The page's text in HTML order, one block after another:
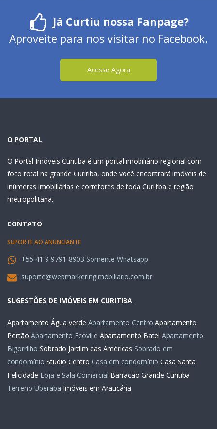
Já Curtiu nossa Fanpage?
Aproveite para nos visitar no Facebook.
Acesse Agora
O PORTAL
O Portal Imóveis Curitiba é um portal imobiliário regional com
foco total na grande Curitiba, onde você encontrará imóveis de
inúmeras imobiliárias e corretores de toda Curiitba e região
metropolitana.
CONTATO
SUPORTE AO ANUNCIANTE
+55 41 9 9791-8903 Somente Whatsapp
suporte@webmarketingimobiliario.com.br
SUGESTÕES DE IMÓVEIS EM CURITIBA
Apartamento Água verde Apartamento Centro Apartamento
Portão Apartamento Ecoville Apartamento Batel Apartamento
Bigorrilho Sobrado Jardim das Américas Sobrado em
condomínio Studio Centro Casa em condomínio Casa Santa
Felicidade Loja e Sala Comercial Barracão Grande Curitiba
Terreno Uberaba Imóveis em Araucária